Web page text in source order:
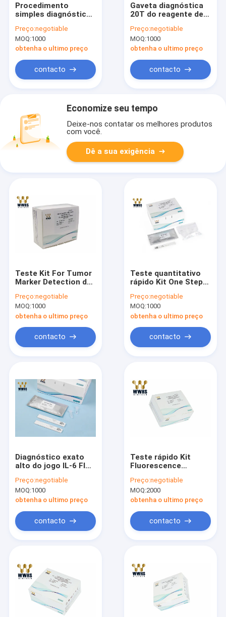
Produtos
Sobre nós
Excursão da fábrica
Procedimento
simples diagnóstico
POCT do teste do
antígeno CA12-5
Preço:negotiable
MOQ:1000
obtenha o ultimo preço
contacto
Gaveta diagnóstica
20T do reagente de
Quantitative Test
POCT
Preço:negotiable
MOQ:1000
obtenha o ultimo preço
contacto
Economize seu tempo
Deixe-nos contatar os melhores produtos
com você.
Dê a sua exigência
Teste Kit For Tumor
Marker Detection de
Fetoprotein POCT
Preço:negotiable
MOQ:1000
obtenha o ultimo preço
contacto
Teste quantitativo
rápido Kit One Step
IVD POCT
Preço:negotiable
MOQ:1000
obtenha o ultimo preço
contacto
Diagnóstico exato
alto do jogo IL-6 FIA
Test Kit do teste de
POCT
Preço:negotiable
MOQ:1000
obtenha o ultimo preço
contacto
Teste rápido Kit
Fluorescence
Cassette do PCT
Preço:negotiable
MOQ:2000
obtenha o ultimo preço
contacto